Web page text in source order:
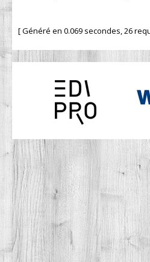
[ Généré en 0.069 secondes, 26